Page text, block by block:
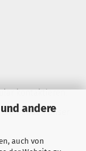
andere
auch von
kontaktieren.
einfach unser